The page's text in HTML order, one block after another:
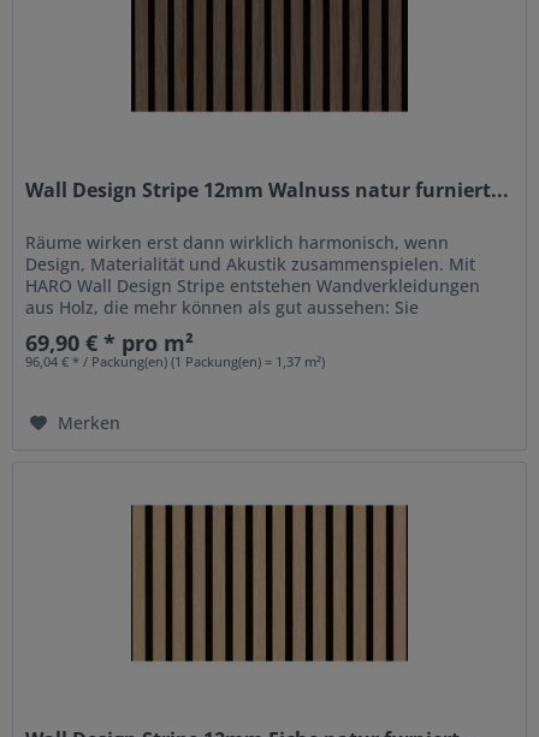
Wall Design Stripe 12mm Walnuss natur furniert...
Räume wirken erst dann wirklich harmonisch, wenn
Design, Materialität und Akustik zusammenspielen. Mit
HARO Wall Design Stripe entstehen Wandverkleidungen
aus Holz, die mehr können als gut aussehen: Sie
strukturieren Räume, setzen...
69,90 € * pro m²
96,04 € * / Packung(en) (1 Packung(en) = 1,37 m²)
Merken